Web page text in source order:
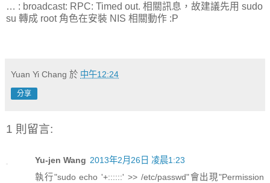
… : broadcast: RPC: Timed out. 相關訊息，故建議先用 sudo
su 轉成 root 角色在安裝 NIS 相關動作 :P
Yuan Yi Chang 於 中午12:24
分享
1 則留言:
Yu-jen Wang 2013年2月26日 凌晨1:23
執行"sudo echo '+::::::' >> /etc/passwd"會出現"Permission